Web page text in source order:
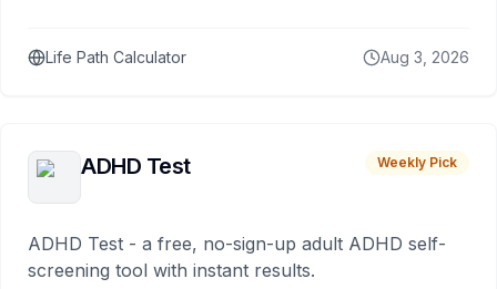
Life Path Calculator Aug 3, 2026
ADHD Test Weekly Pick
ADHD Test - a free, no-sign-up adult ADHD self-
screening tool with instant results.